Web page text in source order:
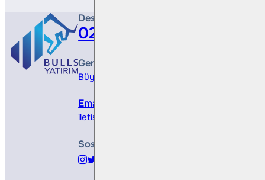
Destek Hattı
0212 410 0500
Genel Müdürlük
Büyükdere Cad. No 173, 1. Levent Plaza, B
Email
iletisim@bullsyatirim.com
Sosyal Medya